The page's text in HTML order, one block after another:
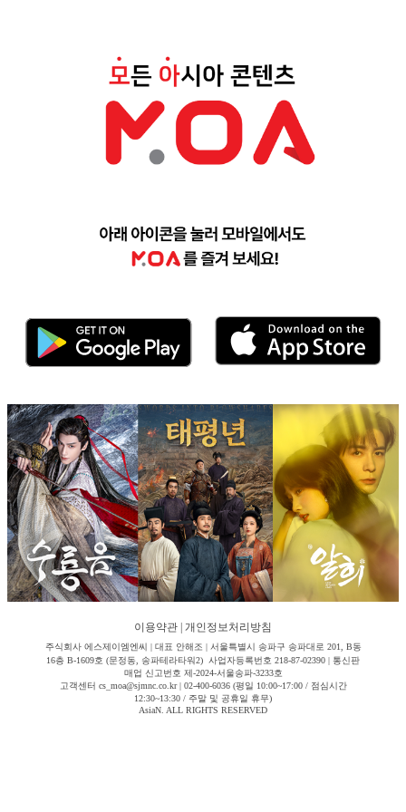
이용약관 개인정보처리방침
주식회사 에스제이엠엔씨 | 대표 안해조 | 서울특별시 송파구 송파대로 201, B동
16층 B-1609호 (문정동, 송파테라타워2) 사업자등록번호 218-87-02390 | 통신판
매업 신고번호 제-2024-서울송파-3233호
고객센터 cs_moa@sjmnc.co.kr | 02-400-6036 (평일 10:00~17:00 / 점심시간
12:30~13:30 / 주말 및 공휴일 휴무)
AsiaN. ALL RIGHTS RESERVED